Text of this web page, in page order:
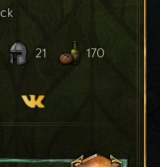
21 170